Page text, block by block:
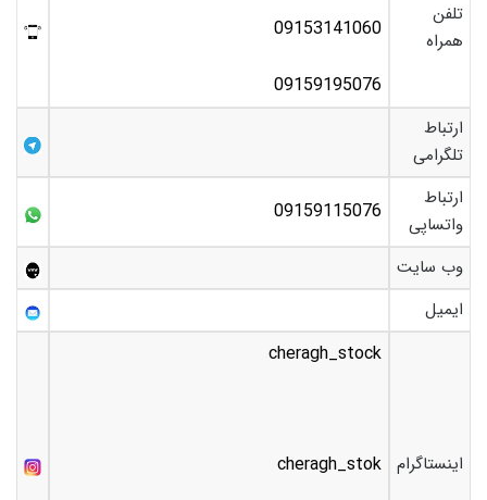
تلفن
همراه
09153141060
09159195076
ارتباط
تلگرامی
ارتباط
واتساپی
09159115076
وب سایت
ایمیل
اینستاگرام
cheragh_stock
cheragh_stok